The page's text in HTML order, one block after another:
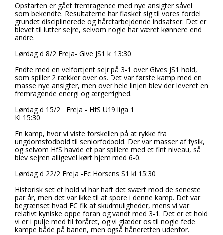
Opstarten er gået fremragende med nye ansigter såvel
som bekendte. Resultaterne har flasket sig til vores fordel
grundet disciplinerede og hårdtarbejdende indsatser. Det er
blevet til lutter sejre, selvom nogle har været kønnere end
andre.
Lørdag d 8/2 Freja- Give JS1 kl 13:30
Endte med en velfortjent sejr på 3-1 over Gives JS1 hold,
som spiller 2 rækker over os. Det var første kamp med en
masse nye ansigter, men over hele linjen blev der leveret en
fremragende energi og ærgerrighed.
Lørdag d 15/2 Freja - HfS U19 liga 1
Kl 15:30
En kamp, hvor vi viste forskellen på at rykke fra
ungdomsfodbold til seniorfodbold. Der var masser af fysik,
og selvom HfS havde et par spillere med et fint niveau, så
blev sejren alligevel kørt hjem med 6-0.
Lørdag d 22/2 Freja -Fc Horsens S1 kl 15:30
Historisk set et hold vi har haft det svært mod de seneste
par år, men det var ikke til at spore i denne kamp. Det var
begrænset hvad FC fik af skudmuligheder, mens vi var
relativt kyniske oppe foran og vandt med 3-1. Det er et hold
vi er i pulje med til foråret, og vi glæder os til nogle fede
kampe både på banen, men også håneretten udenfor.